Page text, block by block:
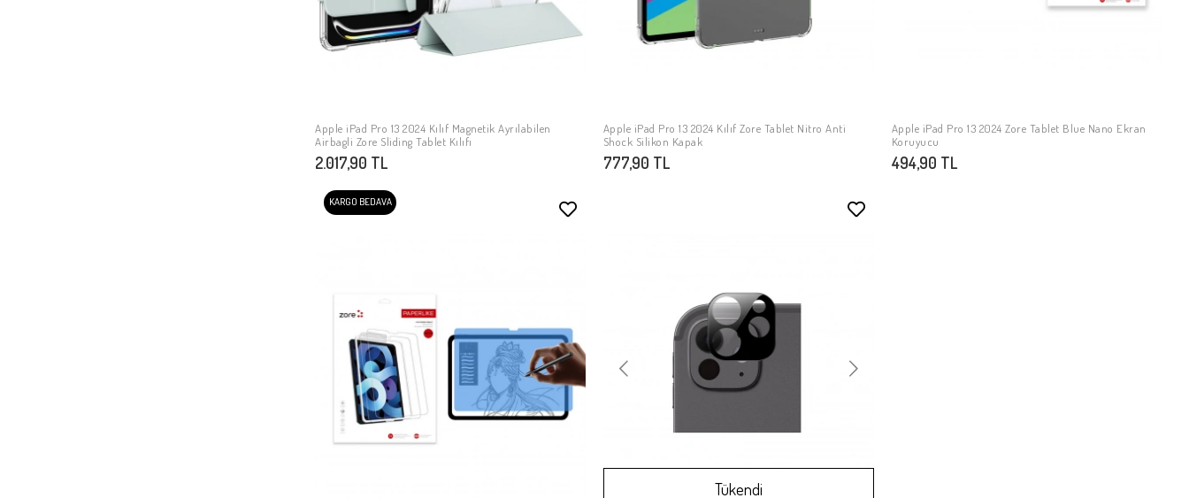
SEPETE EKLE
​​Apple iPad Pro 13 2024 Kılıf Magnetik Ayrılabilen
Airbagli Zore Sliding Tablet Kılıfı
2.017,90 TL
SEPETE EKLE
Apple iPad Pro 13 2024 Kılıf Zore Tablet Nitro Anti
Shock Silikon Kapak
777,90 TL
SEPETE EKLE
Apple iPad Pro 13 2024 Zore Tablet Blue Nano Ekran
Koruyucu
494,90 TL
KARGO BEDAVA
Stokta Yok
Tükendi